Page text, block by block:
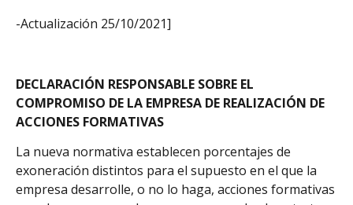
-Actualización 25/10/2021]
DECLARACIÓN RESPONSABLE SOBRE EL
COMPROMISO DE LA EMPRESA DE REALIZACIÓN DE
ACCIONES FORMATIVAS
La nueva normativa establecen porcentajes de
exoneración distintos para el supuesto en el que la
empresa desarrolle, o no lo haga, acciones formativas